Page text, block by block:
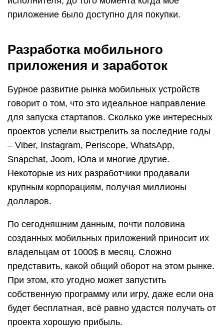
приложение было доступно для покупки.
Разработка мобильного
приложения и заработок
Бурное развитие рынка мобильных устройств
говорит о том, что это идеальное направление
для запуска стартапов. Сколько уже интересных
проектов успели выстрелить за последние годы
– Viber, Instagram, Periscope, WhatsApp,
Snapchat, Joom, Юла и многие другие.
Некоторые из них разработчики продавали
крупным корпорациям, получая миллионы
долларов.
По сегодняшним данным, почти половина
созданных мобильных приложений приносит их
владельцам от 1000$ в месяц. Сложно
представить, какой общий оборот на этом рынке.
При этом, кто угодно может запустить
собственную программу или игру, даже если она
будет бесплатная, всё равно удастся получать от
проекта хорошую прибыль.